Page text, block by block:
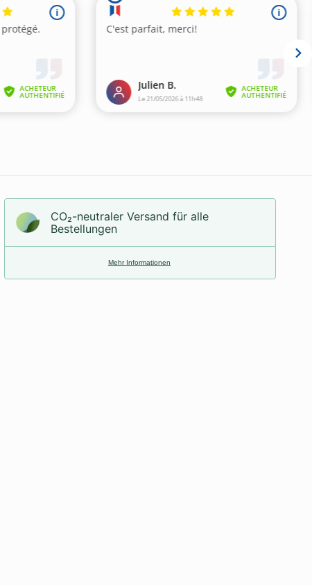
CO₂-neu­t­raler Versand für alle
Bestellungen
Mehr Informationen